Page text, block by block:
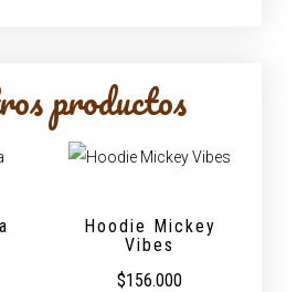
productos
Hoodie Mickey
Vibes
$156.000